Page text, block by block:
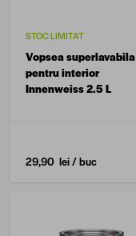
STOC LIMITAT
Vopsea superlavabila
pentru interior
Innenweiss 2.5 L
29,90 lei/ buc